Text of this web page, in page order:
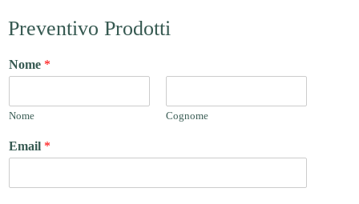
Preventivo Prodotti
Nome *
Nome Cognome
Email *